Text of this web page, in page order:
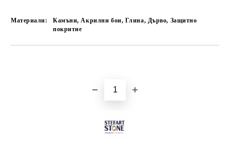
Материали:
Камъни, Акрилни бои, Глина, Дърво, Защитно
покритие